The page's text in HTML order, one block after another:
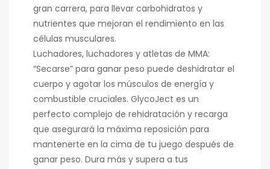
gran carrera, para llevar carbohidratos y
nutrientes que mejoran el rendimiento en las
células musculares.
Luchadores, luchadores y atletas de MMA:
“Secarse” para ganar peso puede deshidratar el
cuerpo y agotar los músculos de energía y
combustible cruciales. GlycoJect es un
perfecto complejo de rehidratación y recarga
que asegurará la máxima reposición para
mantenerte en la cima de tu juego después de
ganar peso. Dura más y supera a tus